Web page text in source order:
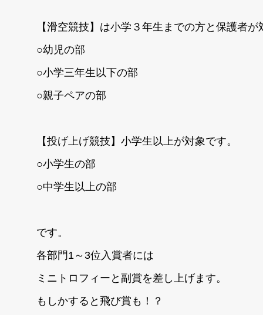
【滑空競技】は小学３年生までの方と保護者が
○幼児の部
○小学三年生以下の部
○親子ペアの部
【投げ上げ競技】小学生以上が対象です。
○小学生の部
○中学生以上の部
です。
各部門1～3位入賞者には
ミニトロフィーと副賞を差し上げます。
もしかすると飛び賞も！？